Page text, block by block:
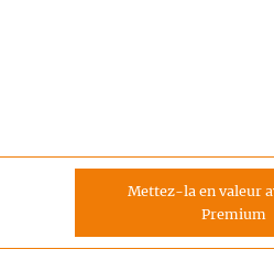
Mettez-la en valeur
Premium